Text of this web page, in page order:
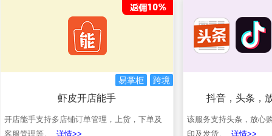
易掌柜 跨境
虾皮开店能手
开店能手支持多店铺订单管理，上货，下单及
客服管理等。 详情>>
抖音，头条，
该服务支持头条，放心
印及发货。 详情>>